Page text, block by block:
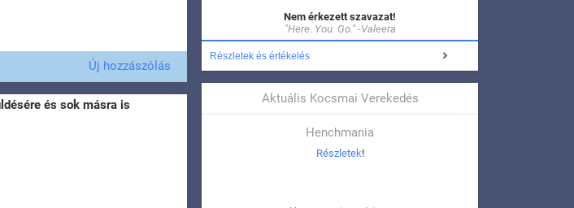
Új hozzászólás
és sok másra is
Nem érkezett szavazat!
"Here. You. Go." -Valeera
Részletek és értékelés
Aktuális Kocsmai Verekedés
Henchmania
Részletek!